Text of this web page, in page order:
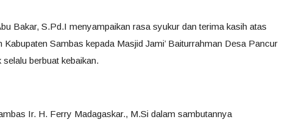
Bakar, S.Pd.I menyampaikan rasa syukur dan terima kasih atas
Sambas kepada Masjid Jami’ Baiturrahman Desa Pancur
berbuat kebaikan.
Ir. H. Ferry Madagaskar., M.Si dalam sambutannya